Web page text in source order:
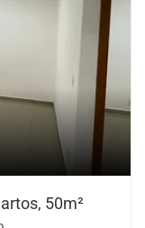
50m²